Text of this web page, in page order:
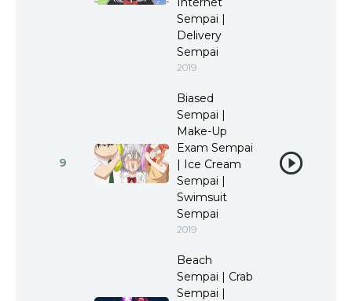
Sempai |
Delivery
Sempai
2019
9
Biased
Sempai |
Make-Up
Exam Sempai
| Ice Cream
Sempai |
Swimsuit
Sempai
2019
Beach
Sempai | Crab
Sempai |